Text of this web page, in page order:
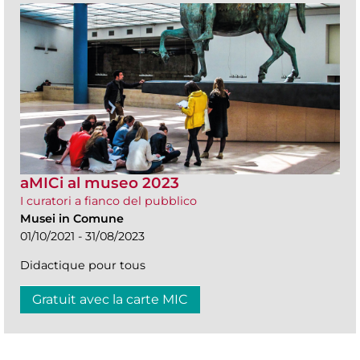
aMICi al museo 2023
I curatori a fianco del pubblico
Musei in Comune
01/10/2021 - 31/08/2023
Didactique pour tous
Gratuit avec la carte MIC